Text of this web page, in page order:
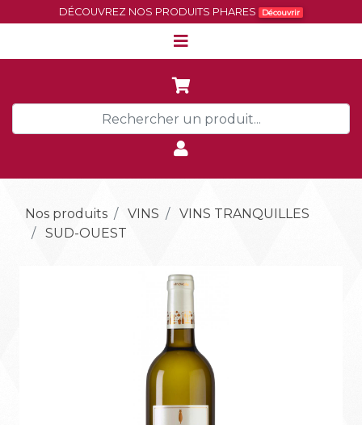
DÉCOUVREZ NOS PRODUITS PHARES Découvrir
Nos produits VINS
VINS TRANQUILLES
SUD-OUEST